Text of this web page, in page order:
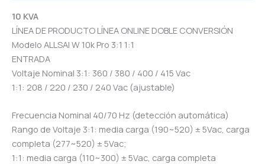
10 KVA
LÍNEA DE PRODUCTO LÍNEA ONLINE DOBLE CONVERSIÓN
Modelo ALLSAI W 10k Pro 3:1 1:1
ENTRADA
Voltaje Nominal 3:1: 360 / 380 / 400 / 415 Vac
1:1: 208 / 220 / 230 / 240 Vac (ajustable)
Frecuencia Nominal 40/70 Hz (detección automática)
Rango de Voltaje 3:1: media carga (190~520) ± 5Vac, carga
completa (277~520) ± 5Vac;
1:1: media carga (110~300) ± 5Vac, carga completa